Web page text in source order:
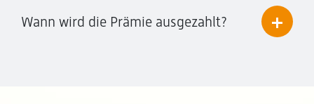
Wann wird die Prämie ausgezahlt?